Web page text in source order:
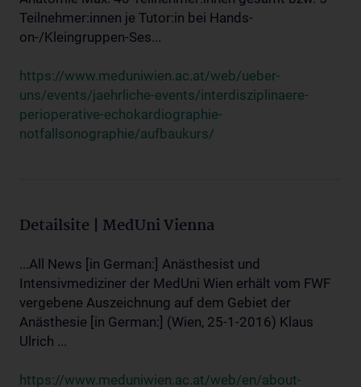
Teilnehmer:innen je Tutor:in bei Hands-
on-/Kleingruppen-Ses...
https://www.meduniwien.ac.at/web/ueber-
uns/events/jaehrliche-events/interdisziplinaere-
perioperative-echokardiographie-
notfallsonographie/aufbaukurs/
Detailsite | MedUni Vienna
...All News [in German:] Anästhesist und
Intensivmediziner der MedUni Wien erhält vom FWF
vergebene Auszeichnung auf dem Gebiet der
Anästhesie [in German:] (Wien, 25-1-2016) Klaus
Ulrich ...
https://www.meduniwien.ac.at/web/en/about-